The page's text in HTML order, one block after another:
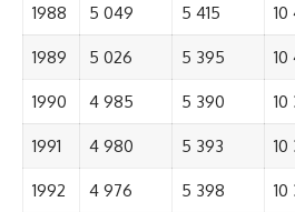
1988 5 049 5 415
1989 5 026 5 395 10
1990 4 985 5 390 10
1991 4 980 5 393 10
1992 4 976 5 398 10